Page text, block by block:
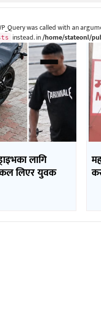
was called with an
instead. in/home/stateonl/
लागि
लिएर युवक